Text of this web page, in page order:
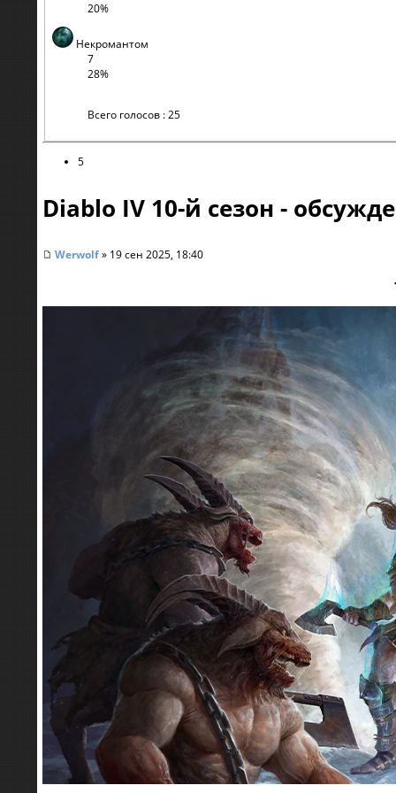
20%
Некромантом
7
28%
Всего голосов : 25
5
Diablo IV 10-й сезон -
Werwolf» 19 сен 2025, 18:40